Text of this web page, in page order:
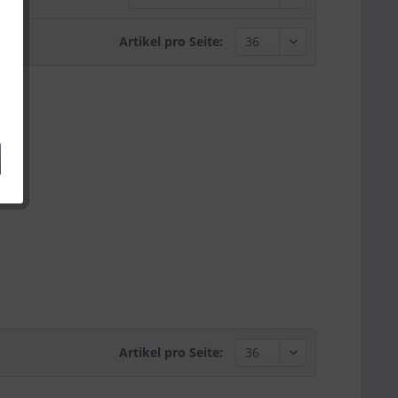
Artikel pro Seite:
Artikel pro Seite: